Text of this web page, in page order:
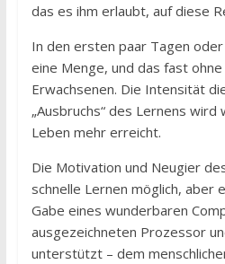
das es ihm erlaubt, auf diese
In den ersten paar Tagen
eine Menge, und das fast
Erwachsenen. Die Intensität
„Ausbruchs“ des Lernens
Leben mehr erreicht.
Die Motivation und Neugier
schnelle Lernen möglich, aber
Gabe eines wunderbaren
ausgezeichneten Prozessor
unterstützt – dem